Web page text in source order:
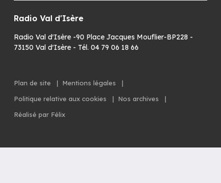
Radio Val d'Isère
Radio Val d'Isère -90 Place Jacques Mouflier-BP228 -
73150 Val d'Isère - Tél. 04 79 06 18 66
Plan de site | Mentions légales
|
Politique relative aux cookies
| Nos archives
|
Réalisé par Félix